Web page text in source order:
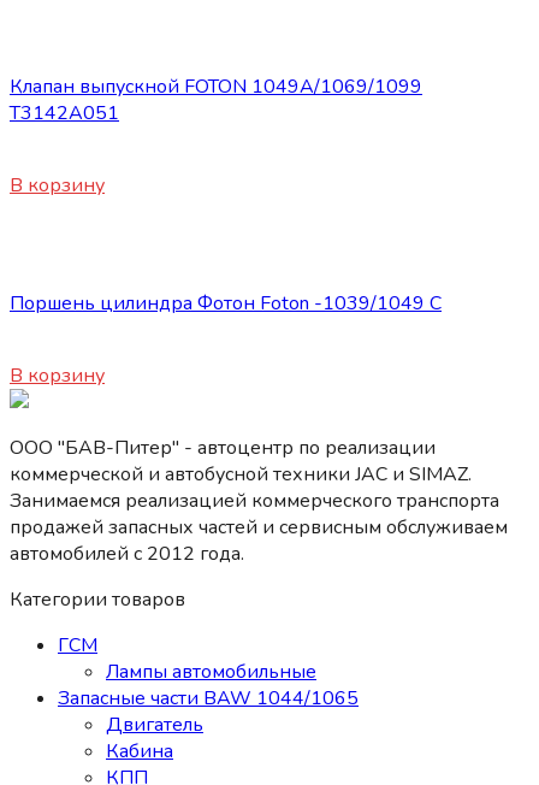
Клапан выпускной FOTON 1049А/1069/1099
Т3142А051
В корзину
Поршень цилиндра Фотон Foton -1039/1049 С
В корзину
ООО "БАВ-Питер" - автоцентр по реализации
коммерческой и автобусной техники JAC и SIMAZ.
Занимаемся реализацией коммерческого транспорта
продажей запасных частей и сервисным обслуживаем
автомобилей c 2012 года.
Категории товаров
ГСМ
Лампы автомобильные
Запасные части BAW 1044/1065
Двигатель
Кабина
КПП